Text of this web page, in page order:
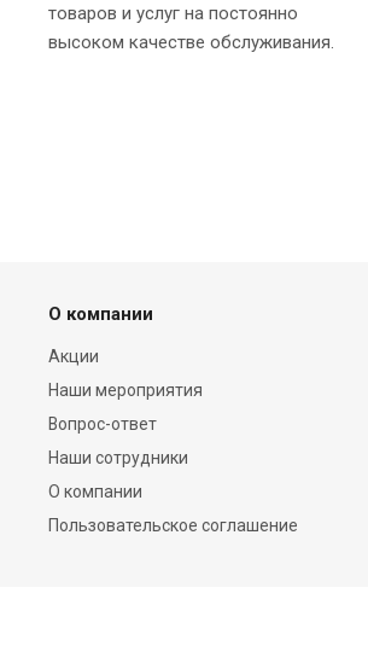
товаров и услуг на постоянно
высоком качестве обслуживания.
О компании
Акции
Наши мероприятия
Вопрос-ответ
Наши сотрудники
О компании
Пользовательское соглашение